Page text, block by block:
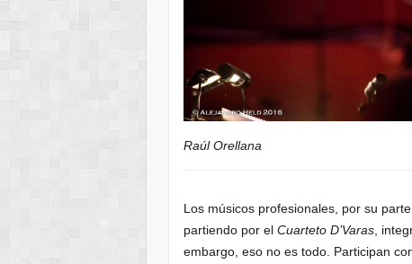
Raúl Orellana
Los músicos profesionales, por su
partiendo por elCuarteto D’Varas ,
embargo, eso no es todo. Participan